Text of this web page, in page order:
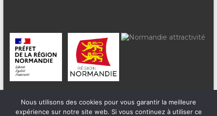
Nous utilisons des cookies pour vous garantir la meilleure
expérience sur notre site web. Si vous continuez à utiliser ce